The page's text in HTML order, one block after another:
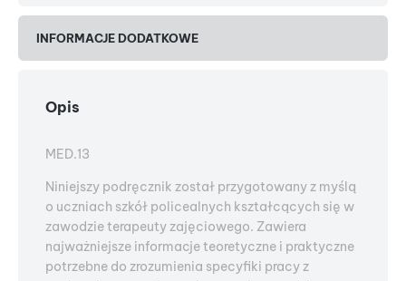
INFORMACJE DODATKOWE
Opis
MED.13
Niniejszy podręcznik został przygotowany z myślą
o uczniach szkół policealnych kształcących się w
zawodzie terapeuty zajęciowego. Zawiera
najważniejsze informacje teoretyczne i praktyczne
potrzebne do zrozumienia specyfiki pracy z